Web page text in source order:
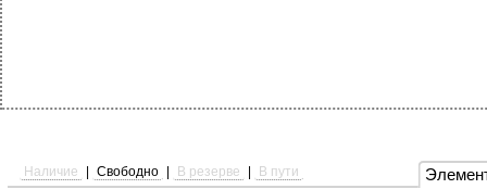
Наличие Свободно В резерве В пути